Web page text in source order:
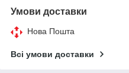
Умови доставки
Нова Пошта
Всі умови доставки